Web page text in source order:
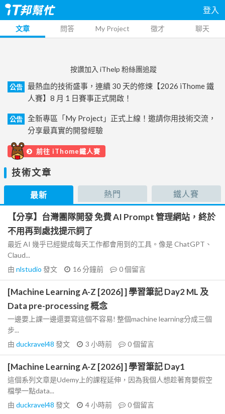
登入
文章 問答 My Project 徵才 聊天
按讚加入 iThelp 粉絲團追蹤
公告
最熱血的技術盛事，連續 30 天的修煉【2026 iThome 鐵
人賽】8 月 1 日賽事正式開啟！
公告
全新專區「My Project」正式上線！邀請你用技術交流，
分享最真實的開發經驗
前往 iThome鐵人賽
技術文章
最新 熱門 鐵人賽
【分享】台灣團隊開發 免費 AI Prompt 管理網站，終於
不用再到處找提示詞了
最近 AI 幾乎已經變成每天工作都會用到的工具。像是 ChatGPT、
Claud...
由 nlstudio 發文 16 分鐘前 0個留言
[Machine Learning A-Z [2026] ] 學習筆記 Day2 ML 及
Data pre-processing 概念
一邊要上課一邊還要寫這個不容易! 整個machine learning分成三個
步...
由 duckravel48 發文 3 小時前 0個留言
[Machine Learning A-Z [2026] ] 學習筆記 Day1
這個系列文章是Udemy上的課程延伸，因為我個人想趁著育嬰假空
檔學一點data...
由 duckravel48 發文 4 小時前 0個留言